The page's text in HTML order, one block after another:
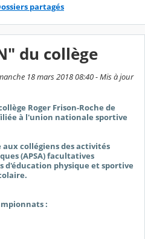
partagés
du collège
18 mars 2018 08:40 - Mis à jour
Roger Frison-Roche de
à l'union nationale sportive
collégiens des activités
(APSA) facultatives
d'éducation physique et sportive
: